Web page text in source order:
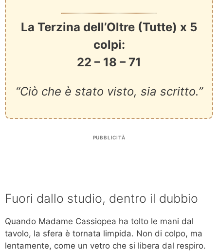
La Terzina dell’Oltre (Tutte) x 5
colpi:
22 – 18 – 71
“Ciò che è stato visto, sia scritto.”
PUBBLICITÀ
Fuori dallo studio, dentro il dubbio
Quando Madame Cassiopea ha tolto le mani dal
tavolo, la sfera è tornata limpida. Non di colpo, ma
lentamente, come un vetro che si libera dal respiro.